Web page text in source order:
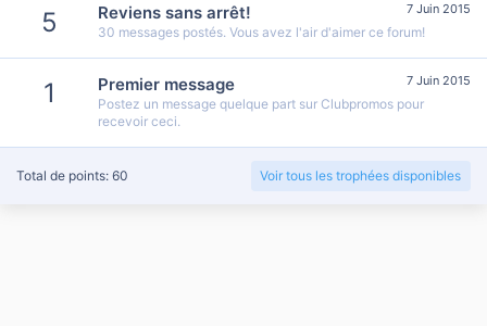
5 7 Juin 2015
Reviens sans arrêt!
30 messages postés. Vous avez l'air d'aimer ce forum!
1 7 Juin 2015
Premier message
Postez un message quelque part sur Clubpromos pour
recevoir ceci.
Total de points: 60 Voir tous les trophées disponibles